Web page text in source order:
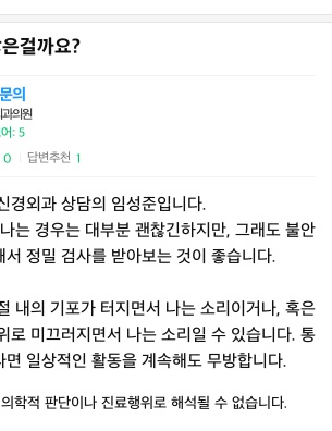
걸까요?
의
의원
: 5
0 답변추천 1
경외과 상담의 임성준입니다.
는 경우는 대부분 괜찮긴하지만, 그래도 불안
정밀 검사를 받아보는 것이 좋습니다.
내의 기포가 터지면서 나는 소리이거나, 혹은
로 미끄러지면서 나는 소리일 수 있습니다. 통
일상적인 활동을 계속해도 무방합니다.
학적 판단이나 진료행위로 해석될 수 없습니다.